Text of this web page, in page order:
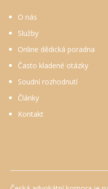
O nás
Služby
Online dědická poradna
Často kladené otázky
Soudní rozhodnutí
Články
Kontakt